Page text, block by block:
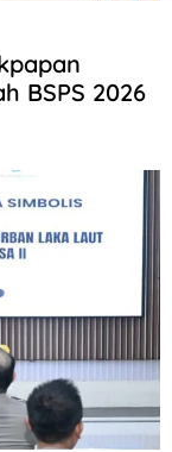
BSPS 2026